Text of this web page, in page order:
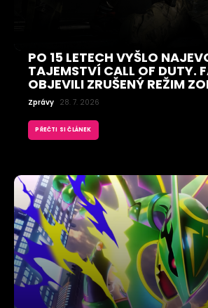
PO 15 LETECH VYŠLO
TAJEMSTVÍ CALL OF DUTY.
OBJEVILI ZRUŠENÝ REŽIM
Zprávy 28. 7. 2026
PŘEČTI SI ČLÁNEK